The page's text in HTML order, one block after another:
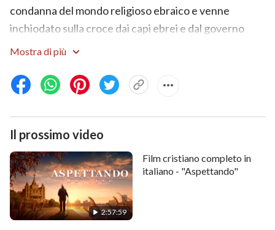
condanna del mondo religioso ebraico e venne
inchiodato sulla croce dai capi ebrei e dal governo
romano. Negli ultimi giorni, quando Dio Onnipotente,
compie l’opera di giudizio degli ultimi giorni, Egli
subisce nuovamente la condanna, la repressione e la
persecuzione da parte del governo PCC e del mondo
religioso. Le diffuse maldicenze che giudicano e
calunniano la Chiesa di Dio Onnipotente sono come
una trappola invisibile, che tiene stretti e controlla un
gran numero di credenti. La tragedia della storia si
ripete…
Mostra di più
Il prossimo video
2:57:59
Film cristiano completo in
italiano - "Aspettando"